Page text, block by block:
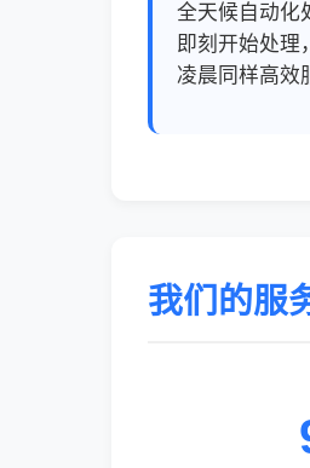
全天候自动化
即刻开始处理
凌晨同样高效
我们的服